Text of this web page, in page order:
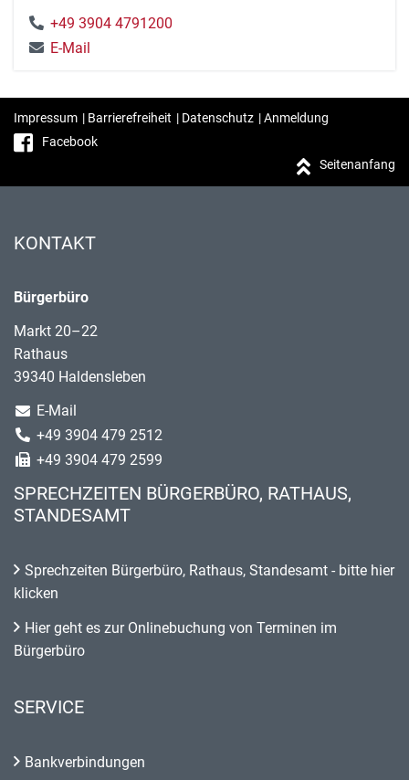
+49 3904 4791200
E-Mail
Impressum | Barrierefreiheit | Datenschutz |Anmeldung
Facebook
Seitenanfang
KONTAKT
Bürgerbüro
Markt 20–22
Rathaus
39340 Haldensleben
E-Mail
+49 3904 479 2512
+49 3904 479 2599
SPRECHZEITEN BÜRGERBÜRO, RATHAUS,
STANDESAMT
Sprechzeiten Bürgerbüro, Rathaus, Standesamt - bitte hier
klicken
Hier geht es zur Onlinebuchung von Terminen im
Bürgerbüro
SERVICE
Bankverbindungen